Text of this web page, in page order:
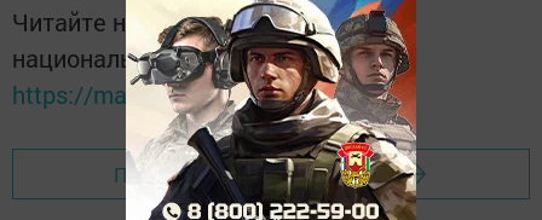
Читайте новости Татарстана в
национальном мессенджере MАХ:
https://max.ru/tatmedia
Перейти на страницу новости